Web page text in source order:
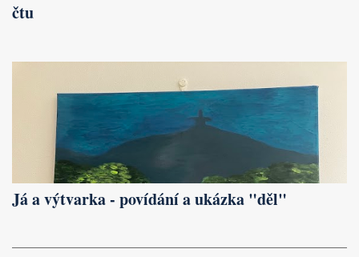
čtu
Já a výtvarka - povídání a ukázka "děl"